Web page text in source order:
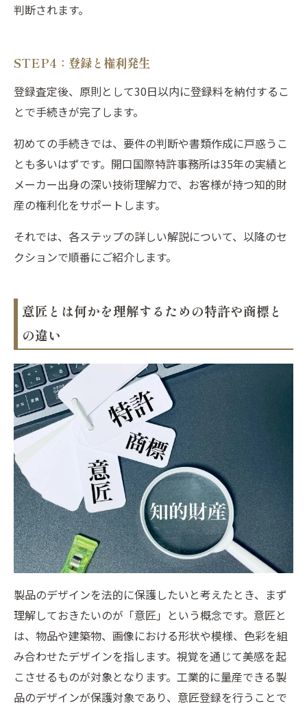
判断されます。
STEP4：登録と権利発生
登録査定後、原則として30日以内に登録料を納付するこ
とで手続きが完了します。
初めての手続きでは、要件の判断や書類作成に戸惑うこ
とも多いはずです。開口国際特許事務所は35年の実績と
メーカー出身の深い技術理解力で、お客様が持つ知的財
産の権利化をサポートします。
それでは、各ステップの詳しい解説について、以降のセ
クションで順番にご紹介します。
意匠とは何かを理解するための特許や商標と
の違い
製品のデザインを法的に保護したいと考えたとき、まず
理解しておきたいのが「意匠」という概念です。意匠と
は、物品や建築物、画像における形状や模様、色彩を組
み合わせたデザインを指します。視覚を通じて美感を起
こさせるものが対象となります。工業的に量産できる製
品のデザインが保護対象であり、意匠登録を行うことで